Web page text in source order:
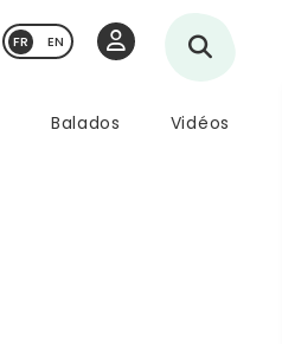
Balados Vidéos
EN